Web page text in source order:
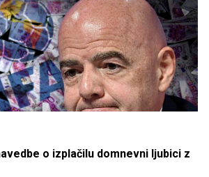
o izplačilu domnevni ljubici z